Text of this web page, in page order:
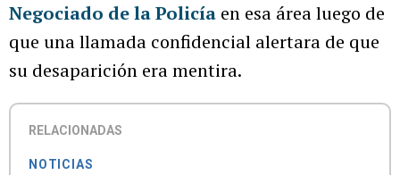
Negociado de la Policía en esa área luego de
que una llamada confidencial alertara de que
su desaparición era mentira.
RELACIONADAS
NOTICIAS